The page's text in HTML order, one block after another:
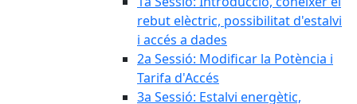
rebut elèctric, possibilitat d'estalvi
i accés a dades
2a Sessió: Modificar la Potència i
Tarifa d'Accés
3a Sessió: Estalvi energètic,